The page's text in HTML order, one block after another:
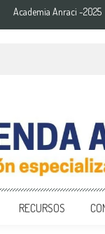
Academia Anraci -2025
Incendios para Nuestra
RECURSOS